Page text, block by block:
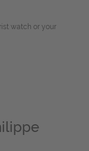
watch or your